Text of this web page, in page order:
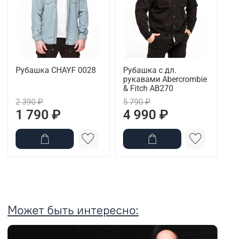
Рубашка CHAYF 0028
2 390 ₽
1 790 ₽
Рубашка с дл.
рукавами Abercrombie
& Fitch AB270
5 790 ₽
4 990 ₽
Может быть интересно: